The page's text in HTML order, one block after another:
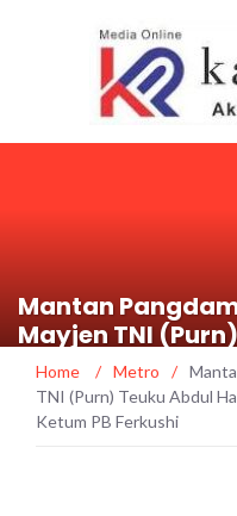
Mantan
Mayjen TNI
Fuddin Terpilih
Ferkushi
Home / Metro /
TNI (Purn) Teuku Abdul
Ketum PB Ferkushi